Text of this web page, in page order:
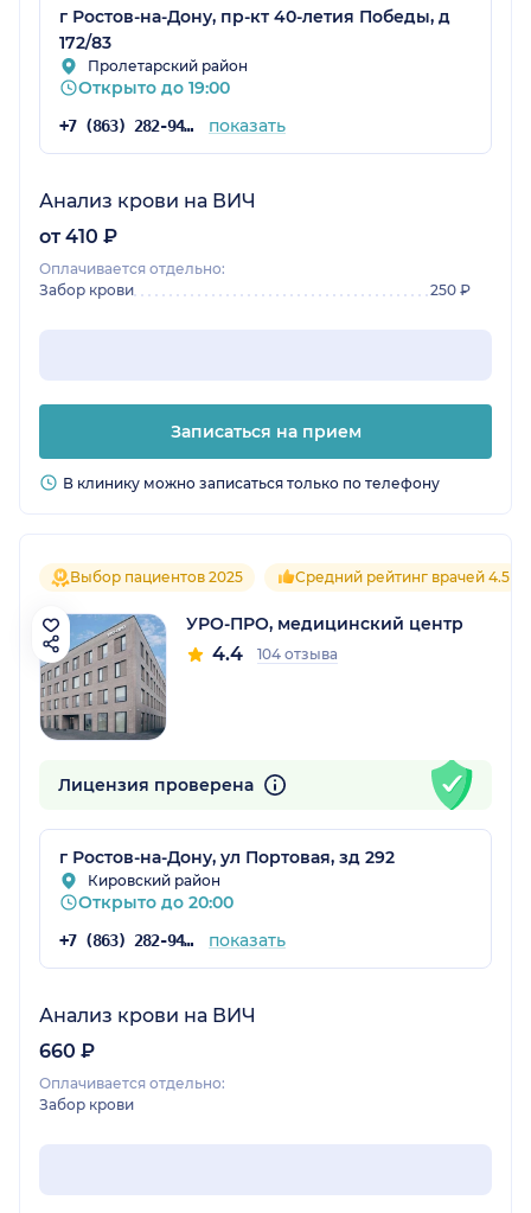
г Ростов-на-Дону, пр-кт 40-летия Победы, д
172/83
Пролетарский район
Открыто до 19:00
+7 (863) 282-94-43 показать
Анализ крови на ВИЧ
от 410 ₽
Оплачивается отдельно:
Забор крови
250 ₽
Записаться на прием
В клинику можно записаться только по телефону
Выбор пациентов 2025 Средний рейтинг врачей 4.5
УРО-ПРО, медицинский центр
4.4 104 отзыва
Лицензия проверена
г Ростов-на-Дону, ул Портовая, зд 292
Кировский район
Открыто до 20:00
+7 (863) 282-94-46 показать
Анализ крови на ВИЧ
660 ₽
Оплачивается отдельно:
Забор крови